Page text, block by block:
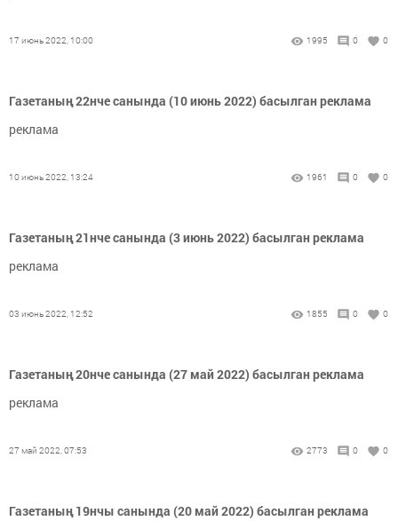
17 июнь 2022, 10:00 1995 0 0
Газетаның 22нче санында (10 июнь 2022) басылган реклама
реклама
10 июнь 2022, 13:24 1961 0 0
Газетаның 21нче санында (3 июнь 2022) басылган реклама
реклама
03 июнь 2022, 12:52 1855 0 0
Газетаның 20нче санында (27 май 2022) басылган реклама
реклама
27 май 2022, 07:53 2773 0 0
Газетаның 19нчы санында (20 май 2022) басылган реклама